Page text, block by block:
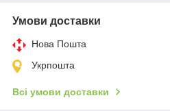
Умови доставки
Нова Пошта
Укрпошта
Всі умови доставки